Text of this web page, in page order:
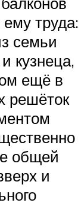
труда:
семьи
кузнеца,
ещё в
решёток
общей
и